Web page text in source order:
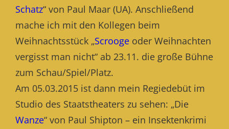
Schatz“ von Paul Maar (UA). Anschließend
mache ich mit den Kollegen beim
Weihnachtsstück „Scrooge oder Weihnachten
vergisst man nicht“ ab 23.11. die große Bühne
zum Schau/Spiel/Platz.
Am 05.03.2015 ist dann mein Regiedebüt im
Studio des Staatstheaters zu sehen: „Die
Wanze“ von Paul Shipton – ein Insektenkrimi